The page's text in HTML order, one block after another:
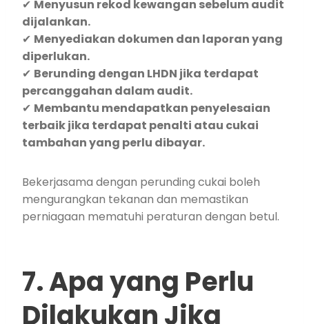
✔ Menyusun rekod kewangan sebelum audit
dijalankan.
✔ Menyediakan dokumen dan laporan yang
diperlukan.
✔ Berunding dengan LHDN jika terdapat
percanggahan dalam audit.
✔ Membantu mendapatkan penyelesaian
terbaik jika terdapat penalti atau cukai
tambahan yang perlu dibayar.
Bekerjasama dengan perunding cukai boleh
mengurangkan tekanan dan memastikan
perniagaan mematuhi peraturan dengan betul.
7. Apa yang Perlu
Dilakukan Jika